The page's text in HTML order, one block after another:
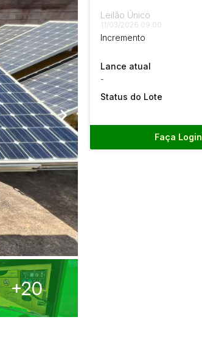
+20
Leilão Único
11/03/2026 09:00
Incremento
Lance atual
-
Status do Lote
Faça Login